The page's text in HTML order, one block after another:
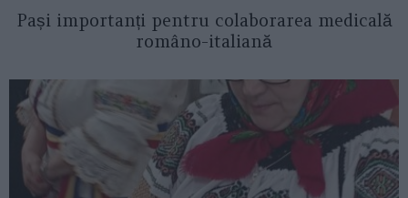
Pași importanți pentru colaborarea medicală
româno-italiană